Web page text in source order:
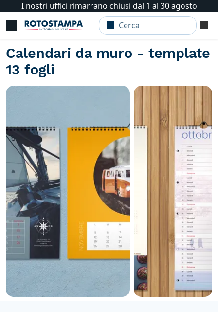
I nostri uffici rimarrano chiusi dal 1 al 30 agosto
Calendari da muro - template
13 fogli